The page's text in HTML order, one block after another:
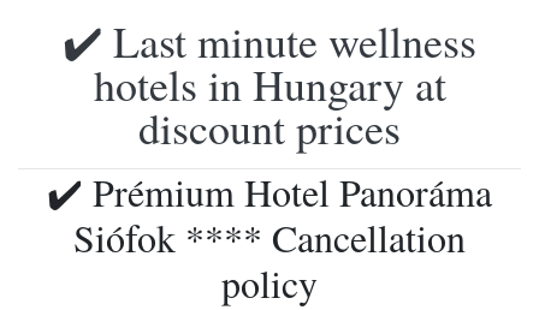
✔️ Last minute wellness
hotels in Hungary at
discount prices
✔️ Prémium Hotel Panoráma
Siófok **** Cancellation
policy